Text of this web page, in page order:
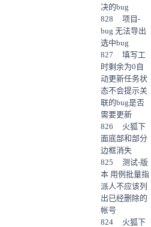
决的bug
828 项目-
bug 无法导出
选中bug
827 填写工
时剩余为0自
动更新任务状
态不会提示关
联的bug是否
需要更新
826 火狐下
面底部和部分
边框消失
825 测试-版
本 用例批量指
派人不应该列
出已经删除的
帐号
824 火狐下